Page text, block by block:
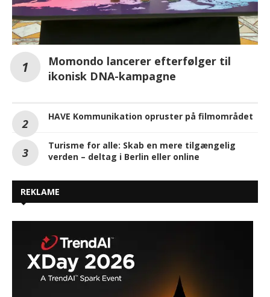
Momondo lancerer efterfølger til
ikonisk DNA-kampagne
HAVE Kommunikation opruster på filmområdet
Turisme for alle: Skab en mere tilgængelig
verden – deltag i Berlin eller online
REKLAME